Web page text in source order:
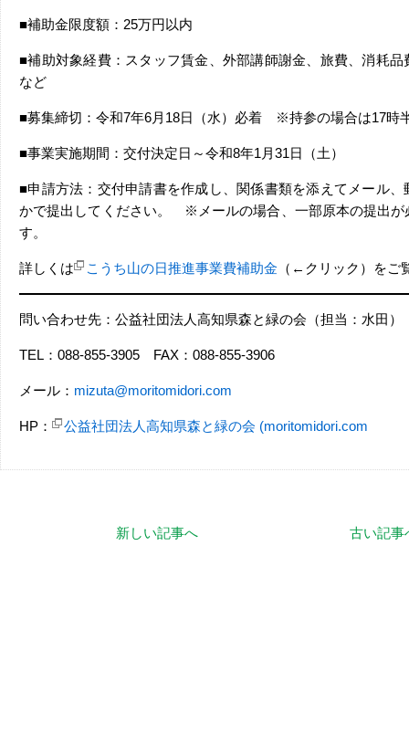
■補助金限度額：25万円以内
■補助対象経費：スタッフ賃金、外部講師謝金、旅費、消耗品
など
■募集締切：令和7年6月18日（水）必着 ※持参の場合は17時
■事業実施期間：交付決定日～令和8年1月31日（土）
■申請方法：交付申請書を作成し、関係書類を添えてメール、
かで提出してください。 ※メールの場合、一部原本の提出が
す。
詳しくは こうち山の日推進事業費補助金 （←クリック）をご
問い合わせ先：公益社団法人高知県森と緑の会（担当：水田）
TEL：088-855-3905 FAX：088-855-3906
メール： mizuta@moritomidori.com
HP： 公益社団法人高知県森と緑の会 (moritomidori.com
古い記事
新しい記事へ